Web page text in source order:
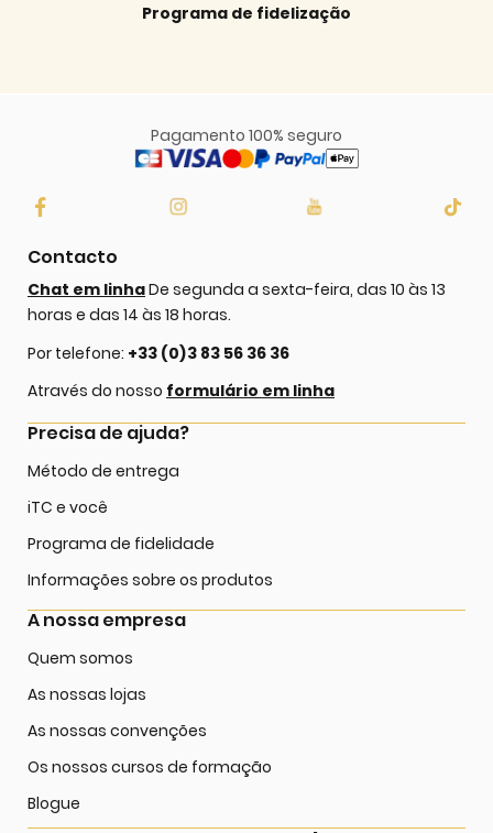
Programa de fidelização
Pagamento 100% seguro
Contacto
Chat em linhaDe segunda a sexta-feira, das 10 às 13
horas e das 14 às 18 horas.
Por telefone: +33 (0)3 83 56 36 36
Através do nosso formulário em linha
A nossa empresa
Quem somos
As nossas lojas
As nossas convenções
Os nossos cursos de formação
Blogue
Precisa de ajuda?
Método de entrega
iTC e você
Programa de fidelidade
Informações sobre os produtos